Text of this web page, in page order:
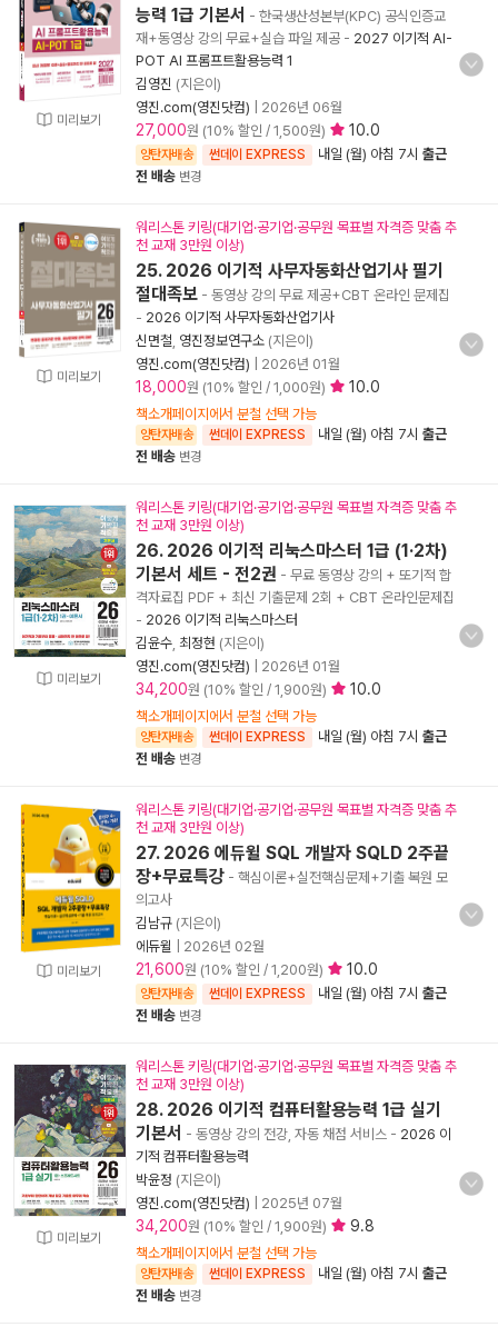
미리보기
능력 1급 기본서 - 한국생산성본부(KPC) 공식인증교
재+동영상 강의 무료+실습 파일 제공 - 2027 이기적 AI-
POT AI 프롬프트활용능력 1
김영진 (지은이)
영진.com(영진닷컴)
2026년 06월
27,000원 (10% 할인 / 1,500원) 10.0
양탄자배송 썬데이 EXPRESS 내일 (월) 아침 7시 출근
전 배송 변경
미리보기
워리스톤 키링(대기업·공기업·공무원 목표별 자격증 맞춤 추
천 교재 3만원 이상)
25. 2026 이기적 사무자동화산업기사 필기
절대족보 - 동영상 강의 무료 제공+CBT 온라인 문제집
- 2026 이기적 사무자동화산업기사
신면철 영진정보연구소 (지은이)
영진.com(영진닷컴)
2026년 01월
18,000원 (10% 할인 / 1,000원) 10.0
책소개페이지에서 분철 선택 가능
양탄자배송 썬데이 EXPRESS 내일 (월) 아침 7시 출근
전 배송 변경
미리보기
워리스톤 키링(대기업·공기업·공무원 목표별 자격증 맞춤 추
천 교재 3만원 이상)
26. 2026 이기적 리눅스마스터 1급 (1·2차)
기본서 세트 - 전2권 - 무료 동영상 강의 + 또기적 합
격자료집 PDF + 최신 기출문제 2회 + CBT 온라인문제집
- 2026 이기적 리눅스마스터
김윤수 최정현 (지은이)
영진.com(영진닷컴)
2026년 01월
34,200원 (10% 할인 / 1,900원) 10.0
책소개페이지에서 분철 선택 가능
양탄자배송 썬데이 EXPRESS 내일 (월) 아침 7시 출근
전 배송 변경
미리보기
워리스톤 키링(대기업·공기업·공무원 목표별 자격증 맞춤 추
천 교재 3만원 이상)
27. 2026 에듀윌 SQL 개발자 SQLD 2주끝
장+무료특강 - 핵심이론+실전핵심문제+기출 복원 모
의고사
김남규 (지은이)
에듀윌
2026년 02월
21,600원 (10% 할인 / 1,200원) 10.0
양탄자배송 썬데이 EXPRESS 내일 (월) 아침 7시 출근
전 배송 변경
미리보기
워리스톤 키링(대기업·공기업·공무원 목표별 자격증 맞춤 추
천 교재 3만원 이상)
28. 2026 이기적 컴퓨터활용능력 1급 실기
기본서 - 동영상 강의 전강, 자동 채점 서비스 - 2026 이
기적 컴퓨터활용능력
박윤정 (지은이)
영진.com(영진닷컴)
2025년 07월
34,200원 (10% 할인 / 1,900원) 9.8
책소개페이지에서 분철 선택 가능
양탄자배송 썬데이 EXPRESS 내일 (월) 아침 7시 출근
전 배송 변경